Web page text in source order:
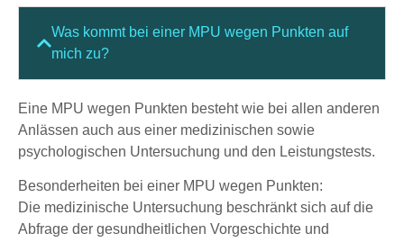
Was kommt bei einer MPU wegen Punkten auf
mich zu?
Eine MPU wegen Punkten besteht wie bei allen anderen
Anlässen auch aus einer medizinischen sowie
psychologischen Untersuchung und den Leistungstests.
Besonderheiten bei einer MPU wegen Punkten:
Die medizinische Untersuchung beschränkt sich auf die
Abfrage der gesundheitlichen Vorgeschichte und